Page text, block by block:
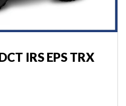
IRS EPS TRX